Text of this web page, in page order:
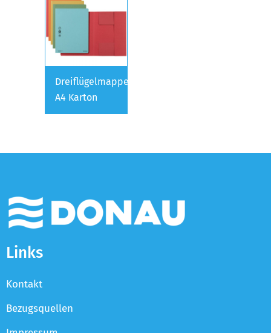
Dreiflügelmappe
A4 Karton
Links
Kontakt
Bezugsquellen